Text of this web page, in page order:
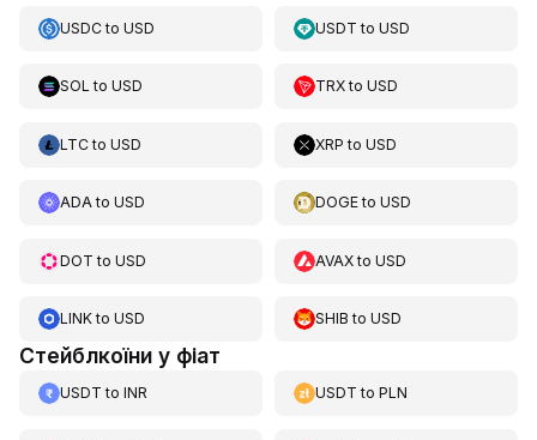
USDCto USD USDT toUSD
SOL to USD TRXtoUSD
LTCto USD XRP toUSD
ADAto USD DOGEtoUSD
DOT to USD AVAXtoUSD
LINKto USD SHIB toUSD
Стейблкоїни у фіат
USDT to INR USDT toPLN